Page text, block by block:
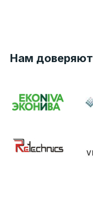
Нам доверяют